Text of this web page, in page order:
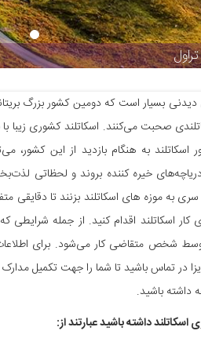
دیدنی بسیار است که دومین کشور بزرگ
اسکاتلند به هنگام بازدید از این کشور،
خیره کننده بروند و لحظاتی
به موزه های اسکاتلند بزنند تا دقایقی
اسکاتلند اقدام کنید. از جمله شرایطی
شخص متقاضی کار می‌شود. برای اطلاعات
در تماس باشید تا شما را جهت تکمیل
داشته باشید.
داشته باشید عبارتند از: